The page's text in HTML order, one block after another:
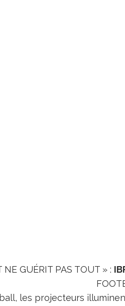
NE GUÉRIT PAS TOUT » :
les projecteurs